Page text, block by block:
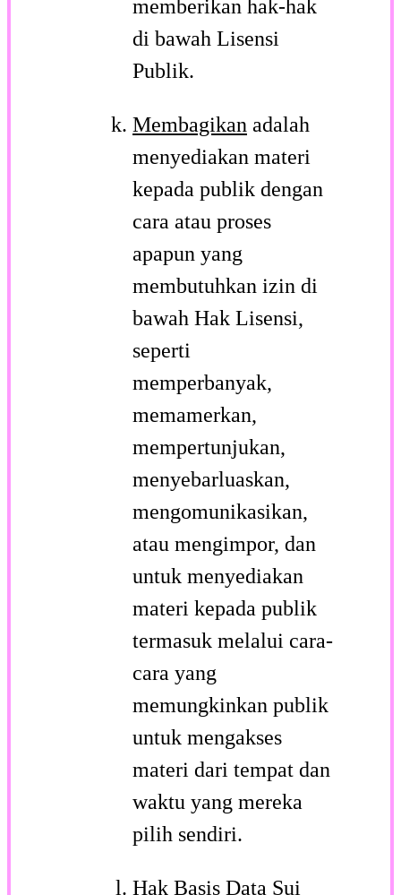
memberikan hak-hak
di bawah Lisensi
Publik.
Membagikan adalah
menyediakan materi
kepada publik dengan
cara atau proses
apapun yang
membutuhkan izin di
bawah Hak Lisensi,
seperti
memperbanyak,
memamerkan,
mempertunjukan,
menyebarluaskan,
mengomunikasikan,
atau mengimpor, dan
untuk menyediakan
materi kepada publik
termasuk melalui cara-
cara yang
memungkinkan publik
untuk mengakses
materi dari tempat dan
waktu yang mereka
pilih sendiri.
Hak Basis Data Sui